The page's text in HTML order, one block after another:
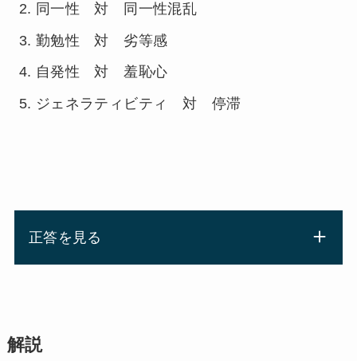
同一性 対 同一性混乱
勤勉性 対 劣等感
自発性 対 羞恥心
ジェネラティビティ 対 停滞
正答を見る
解説